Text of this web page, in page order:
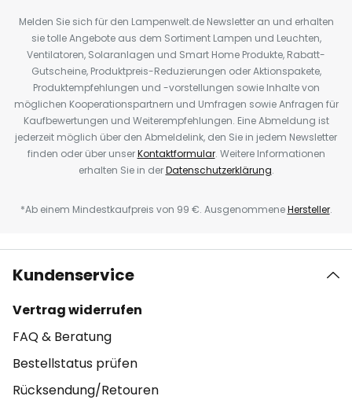
Melden Sie sich für den Lampenwelt.de Newsletter an und erhalten
sie tolle Angebote aus dem Sortiment Lampen und Leuchten,
Ventilatoren, Solaranlagen und Smart Home Produkte, Rabatt-
Gutscheine, Produktpreis-Reduzierungen oder Aktionspakete,
Produktempfehlungen und -vorstellungen sowie Inhalte von
möglichen Kooperationspartnern und Umfragen sowie Anfragen für
Kaufbewertungen und Weiterempfehlungen. Eine Abmeldung ist
jederzeit möglich über den Abmeldelink, den Sie in jedem Newsletter
finden oder über unserKontaktformular. Weitere Informationen
erhalten Sie in derDatenschutzerklärung.
*Ab einem Mindestkaufpreis von 99 €. AusgenommeneHersteller.
Kundenservice
Vertrag widerrufen
FAQ & Beratung
Bestellstatus prüfen
Rücksendung/Retouren